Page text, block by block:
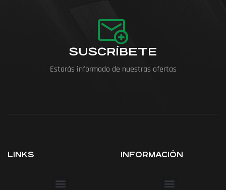
SUSCRÍBETE
Estarás informado de nuestras ofertas
LINKS INFORMACIÓN